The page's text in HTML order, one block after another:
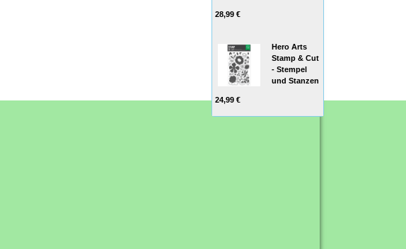
28,99 €
Hero Arts
Stamp & Cut
- Stempel
und Stanzen
24,99 €